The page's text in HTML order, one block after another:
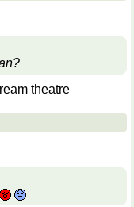
theatre